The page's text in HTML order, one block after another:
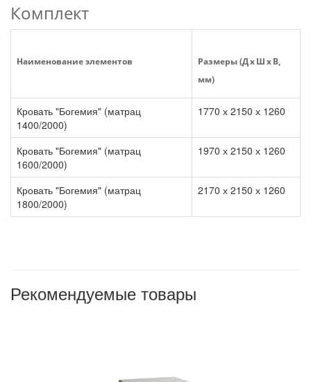
Комплект
Наименование элементов
Размеры (Д x Ш x В,
мм)
Кровать "Богемия" (матрац
1400/2000)
1770 х 2150 х 1260
Кровать "Богемия" (матрац
1600/2000)
1970 х 2150 х 1260
Кровать "Богемия" (матрац
1800/2000)
2170 х 2150 х 1260
Рекомендуемые товары